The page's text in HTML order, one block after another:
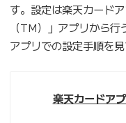
す。設定は楽天カード
（TM）」アプリから
アプリでの設定手順を見
楽天カードア